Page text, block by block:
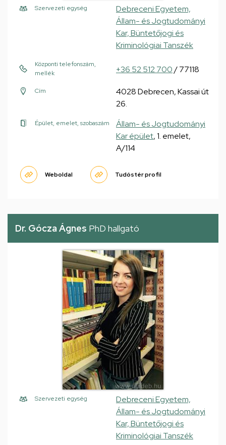
Szervezeti egység
Debreceni Egyetem,
Állam- és Jogtudományi
Kar, Büntetőjogi és
Kriminológiai Tanszék
Központi telefonszám,
mellék
+36 52 512 700/ 77118
Cím
4028 Debrecen, Kassai út
26.
Épület, emelet, szobaszám
Állam- és Jogtudományi
Kar épület, 1. emelet,
A/114
Weboldal Tudóstér profil
Dr. Gócza Ágnes PhD hallgató
Szervezeti egység
Debreceni Egyetem,
Állam- és Jogtudományi
Kar, Büntetőjogi és
Kriminológiai Tanszék